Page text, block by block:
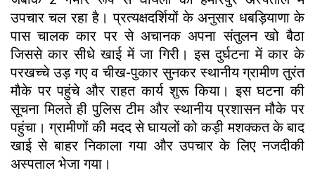
उपचार चल रहा है। प्रत्यक्षदर्शियों के अनुसार धबड़ियाणा के
पास चालक कार पर से अचानक अपना संतुलन खो बैठा
जिससे कार सीधे खाई में जा गिरी। इस दुर्घटना में कार के
परखच्चे उड़ गए व चीख-पुकार सुनकर स्थानीय ग्रामीण तुरंत
मौके पर पहुंचे और राहत कार्य शुरू किया। इस घटना की
सूचना मिलते ही पुलिस टीम और स्थानीय प्रशासन मौके पर
पहुंचा। ग्रामीणों की मदद से घायलों को कड़ी मशक्कत के बाद
खाई से बाहर निकाला गया और उपचार के लिए नजदीकी
अस्पताल भेजा गया।